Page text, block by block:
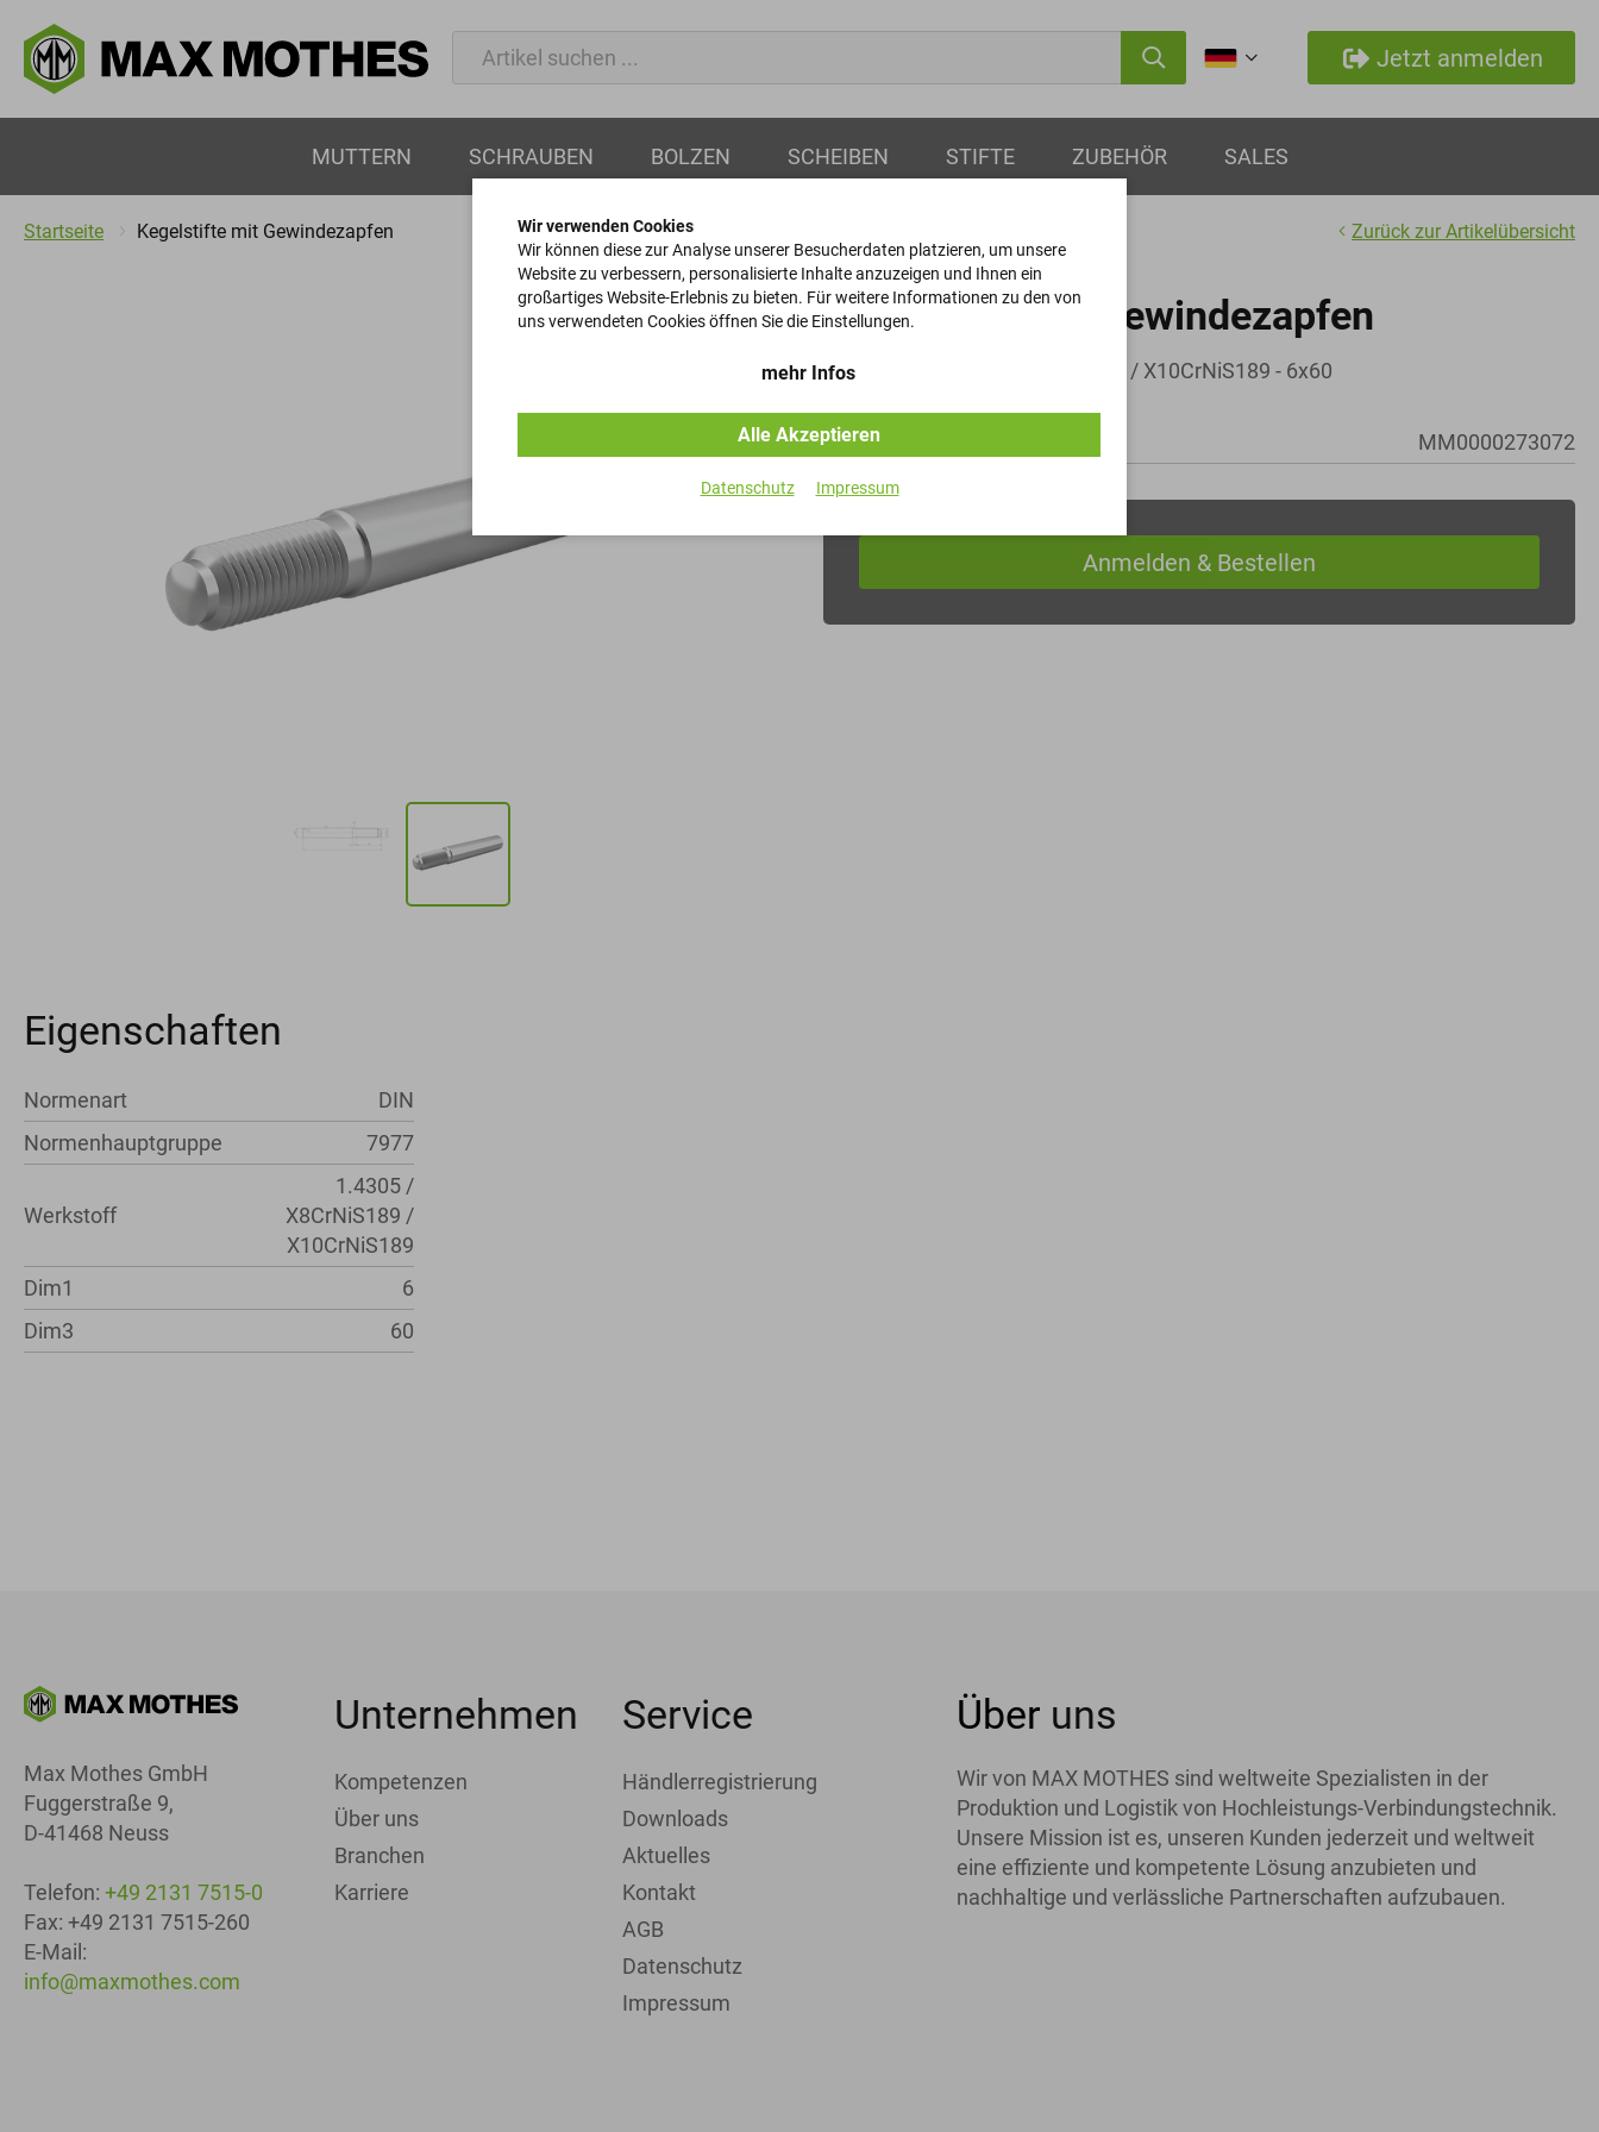
Jetzt anmelden
MUTTERN SCHRAUBEN BOLZEN SCHEIBEN STIFTE ZUBEHÖR SALES
Startseite Kegelstifte mit Gewindezapfen Zurück zur Artikelübersicht
Kegelstifte mit Gewindezapfen
DIN 7977 - 1.4305 / X8CrNiS189 / X10CrNiS189 - 6x60
Artikel-Nr. MM0000273072
Eigenschaften
Normenart
DIN
Normenhauptgruppe
7977
Werkstoff
1.4305 /
X8CrNiS189 /
X10CrNiS189
Dim1
6
Dim3
60
Max Mothes GmbH
Fuggerstraße 9,
D-41468 Neuss
Telefon: +49 2131 7515-0
Fax: +49 2131 7515-260
E-Mail:
info@maxmothes.com
Unternehmen
Kompetenzen
Über uns
Branchen
Karriere
Service
Händlerregistrierung
Downloads
Aktuelles
Kontakt
AGB
Datenschutz
Impressum
Über uns
Wir von MAX MOTHES sind weltweite Spezialisten in der
Produktion und Logistik von Hochleistungs-Verbindungstechnik.
Unsere Mission ist es, unseren Kunden jederzeit und weltweit
eine effiziente und kompetente Lösung anzubieten und
nachhaltige und verlässliche Partnerschaften aufzubauen.
Wir verwenden Cookies
Wir können diese zur Analyse unserer Besucherdaten platzieren, um unsere
Website zu verbessern, personalisierte Inhalte anzuzeigen und Ihnen ein
großartiges Website-Erlebnis zu bieten. Für weitere Informationen zu den von
uns verwendeten Cookies öffnen Sie die Einstellungen.
mehr Infos
Alle Akzeptieren
Datenschutz Impressum